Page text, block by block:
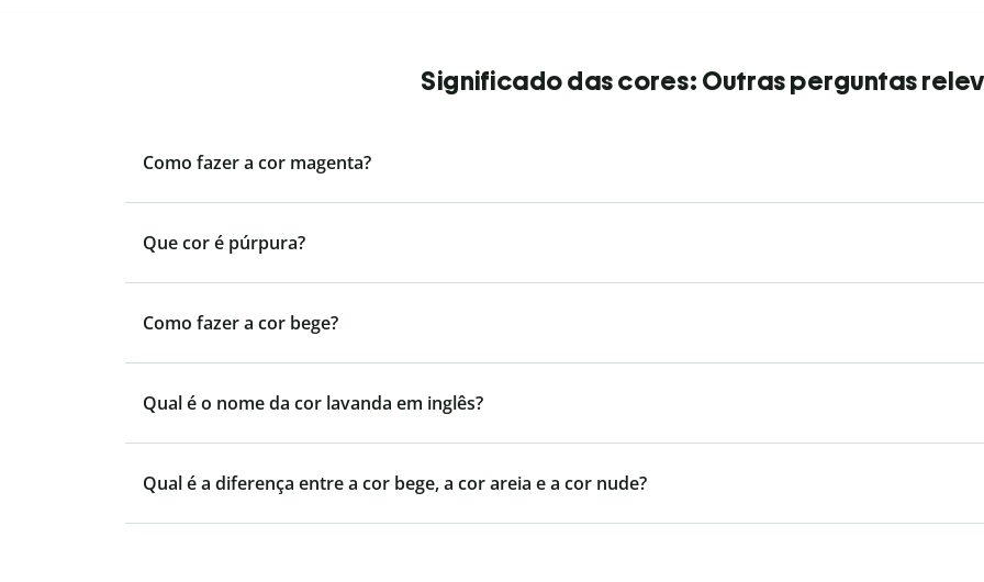
Significado das cores: Outras perguntas
Como fazer a cor magenta?
Que cor é púrpura?
Como fazer a cor bege?
Qual é o nome da cor lavanda em inglês?
Qual é a diferença entre a cor bege, a cor areia e a cor nude?